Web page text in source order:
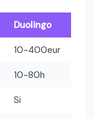
Duolingo
10-400eur
10-80h
Si